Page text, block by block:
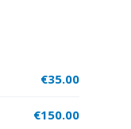
€35.00
€150.00